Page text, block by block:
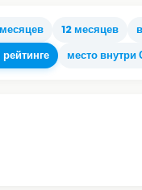
12 месяцев
место